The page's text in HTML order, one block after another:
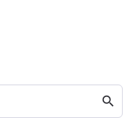
search